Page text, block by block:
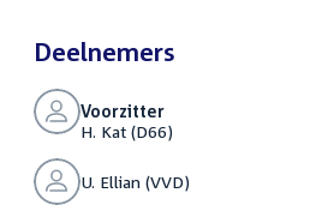
Deelnemers
Voorzitter
H. Kat (D66)
U. Ellian (VVD)